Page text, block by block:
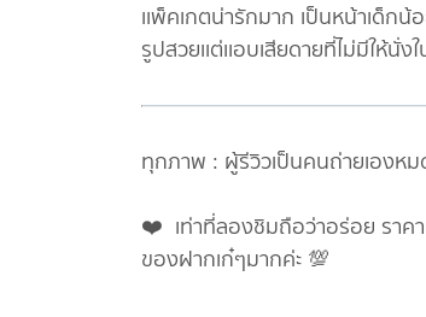
เเพ็คเกตน่ารักมาก เป็นหน้าเด็ก
รูปสวยเเต่เเอบเสียดายที่ไม่มีให้
ทุกภาพ : ผู้รีวิวเป็นคนถ่ายเองหม
❤️ เท่าที่ลองชิมถือว่าอร่อย ราคา
ของฝากเก๋ๆมากค่ะ 💯